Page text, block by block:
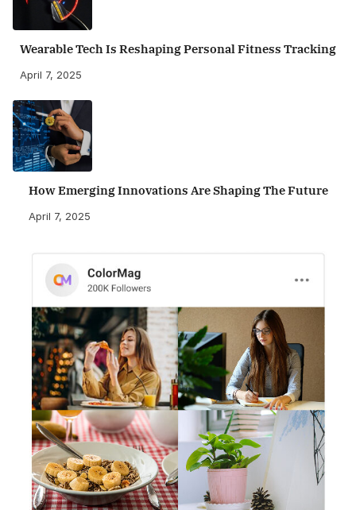
Wearable Tech Is Reshaping Personal Fitness Tracking
April 7, 2025
How Emerging Innovations Are Shaping The Future
April 7, 2025